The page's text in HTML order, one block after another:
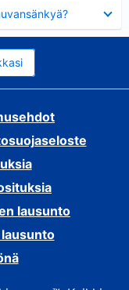
lausunto